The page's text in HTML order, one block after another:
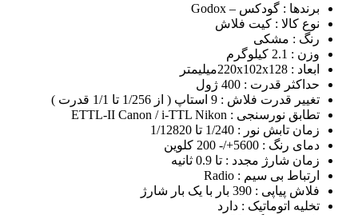
برندها : گودکس – Godox
نوع کالا : کیت فلاش
رنگ : مشکی
وزن : 2.1 کیلوگرم
ابعاد : 220x102x128میلیمتر
حداکثر قدرت : 400 ژول
تغییر قدرت فلاش : 9 استاپ ( از 1/256 تا 1/1 قدرت )
تطابق نورسنجی : ETTL-II Canon / i-TTL Nikon
زمان تابش نور : 1/240 تا 1/12820
دمای رنگ : 5600+/- 200 کلوین
زمان شارژ مجدد : تا 0.9 ثانیه
ارتباط بی سیم : Radio
فلاش پیاپی : 390 بار با یک بار شارژ
تخلیه اتوماتیک : دارد